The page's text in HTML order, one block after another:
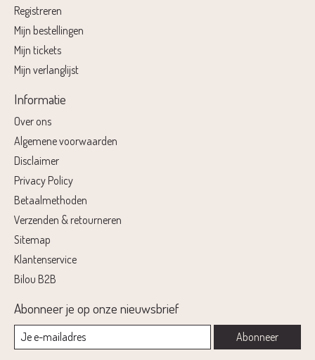
Registreren
Mijn bestellingen
Mijn tickets
Mijn verlanglijst
Informatie
Over ons
Algemene voorwaarden
Disclaimer
Privacy Policy
Betaalmethoden
Verzenden & retourneren
Sitemap
Klantenservice
Bilou B2B
Abonneer je op onze nieuwsbrief
Abonneer